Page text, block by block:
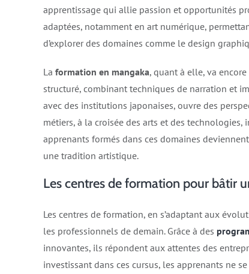
apprentissage qui allie passion et opportunités
adaptées, notamment en art numérique,
d’explorer des domaines comme le design
La formation en mangaka, quant à elle, va
structuré, combinant techniques de narration et
avec des institutions japonaises, ouvre des
métiers, à la croisée des arts et des
apprenants formés dans ces domaines
une tradition artistique.
Les centres de formation pour bâtir
Les centres de formation, en s’adaptant aux
les professionnels de demain. Grâce à des
innovantes, ils répondent aux attentes des
investissant dans ces cursus, les apprenants ne